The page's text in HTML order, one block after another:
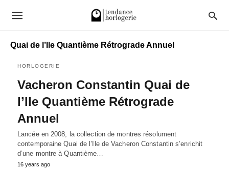
Quai de l’Ile Quantième Rétrograde Annuel
HORLOGERIE
Vacheron Constantin Quai de
l’Ile Quantième Rétrograde
Annuel
Lancée en 2008, la collection de montres résolument
contemporaine Quai de l’Ile de Vacheron Constantin s’enrichit
d’une montre à Quantième…
16 years ago